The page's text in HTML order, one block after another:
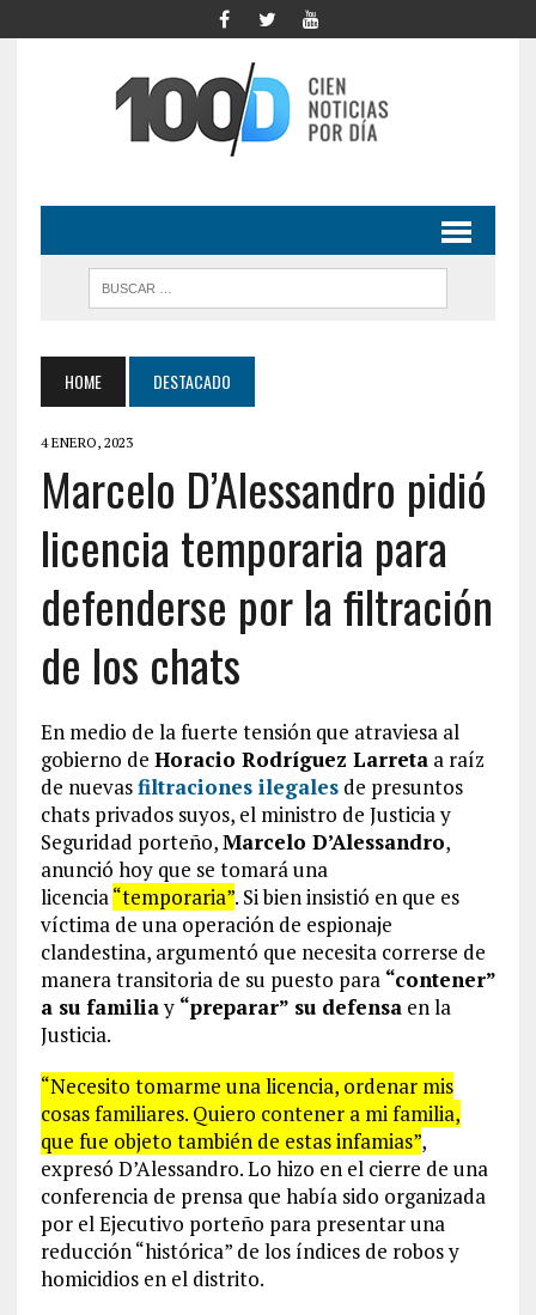
HOME DESTACADO
4 ENERO, 2023
Marcelo D’Alessandro pidió
licencia temporaria para
defenderse por la filtración
de los chats
En medio de la fuerte tensión que atraviesa al
gobierno de Horacio Rodríguez Larretaa raíz
de nuevasfiltraciones ilegalesde presuntos
chats privados suyos, el ministro de Justicia y
Seguridad porteño,Marcelo D’Alessandro,
anunció hoy que se tomará una
licencia“temporaria”. Si bien insistió en que es
víctima de una operación de espionaje
clandestina, argumentó que necesita correrse de
manera transitoria de su puesto para “contener”
a su familiay “preparar” su defensaen la
Justicia.
“Necesito tomarme una licencia, ordenar mis
cosas familiares. Quiero contener a mi familia,
que fue objeto también de estas infamias”,
expresó D’Alessandro. Lo hizo en el cierre de una
conferencia de prensa que había sido organizada
por el Ejecutivo porteño para presentar una
reducción “histórica” de los índices de robos y
homicidios en el distrito.